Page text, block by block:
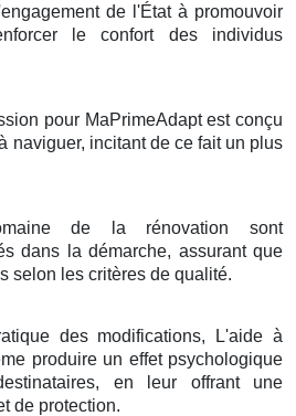
de l'État à promouvoir
le confort des individus
pour MaPrimeAdapt est conçu
naviguer, incitant de ce fait un plus
de la rénovation sont
dans la démarche, assurant que
selon les critères de qualité.
des modifications, L'aide à
produire un effet psychologique
en leur offrant une
de protection.